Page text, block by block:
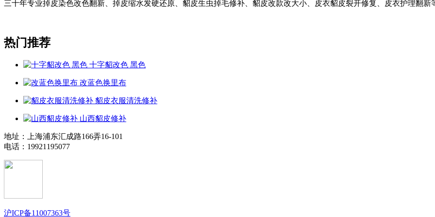
三十年专业掉皮染色改色翻新、掉皮缩水发硬还原、貂皮生虫掉毛修补、貂皮改款改大小、皮衣貂皮裂开修复、皮衣护理翻新
热门推荐
十字貂改色 黑色
改蓝色换里布
貂皮衣服清洗修补
山西貂皮修补
地址：上海浦东汇成路166弄16-101
电话：19921195077
沪ICP备11007363号